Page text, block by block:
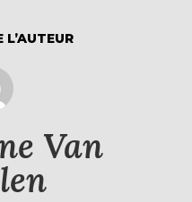
Van